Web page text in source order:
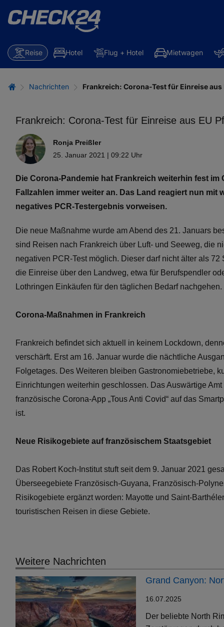
Reise Hotel Flug + Hotel Mietwagen
Nachrichten Frankreich: Corona-Test für Einreise aus
Frankreich: Corona-Test für Einreise aus EU
Ronja Preißler
25. Januar 2021 | 09:22 Uhr
Die Corona-Pandemie hat Frankreich weiterhin fest
Fallzahlen immer weiter an. Das Land reagiert nun
negatives PCR-Testergebnis vorweisen.
Die neue Maßnahme wurde am Abend des 21. Januars
sind Reisen nach Frankreich über Luft- und Seeweg, die
negativen PCR-Test möglich. Dieser darf nicht älter als
die Einreise über den Landweg, etwa für Berufspendler
Lothringen Einkäufen für den täglichen Bedarf nachgehen.
Corona-Maßnahmen in Frankreich
Frankreich befindet sich aktuell in keinem Lockdown,
verschärft. Erst am 16. Januar wurde die nächtliche
Folgetages. Des Weiteren bleiben Gastronomiebetriebe,
Einrichtungen weiterhin geschlossen. Das Auswärtige
französische Corona-App „Tous Anti Covid“ auf das
ist.
Neue Risikogebiete auf französischem Staatsgebiet
Das Robert Koch-Institut stuft seit dem 9. Januar 2021
Überseegebiete Französisch-Guyana, Französisch-
Risikogebiete ergänzt worden: Mayotte und Saint-
touristischen Reisen in diese Gebiete.
Weitere Nachrichten
Grand Canyon:
16.07.2025
Der beliebte North